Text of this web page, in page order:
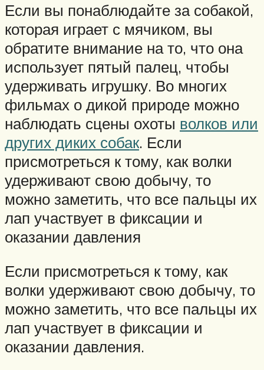
Если вы понаблюдайте за собакой,
которая играет с мячиком, вы
обратите внимание на то, что она
использует пятый палец, чтобы
удерживать игрушку. Во многих
фильмах о дикой природе можно
наблюдать сцены охоты волков или
других диких собак. Если
присмотреться к тому, как волки
удерживают свою добычу, то
можно заметить, что все пальцы их
лап участвует в фиксации и
оказании давления
Если присмотреться к тому, как
волки удерживают свою добычу, то
можно заметить, что все пальцы их
лап участвует в фиксации и
оказании давления.